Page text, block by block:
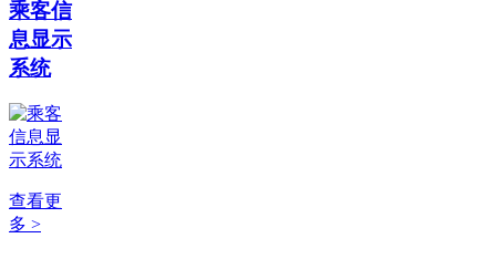
乘客信
息显示
系统
查看更
多 >